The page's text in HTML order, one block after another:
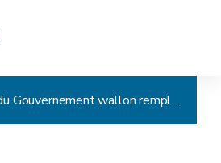
Arrêté du Gouvernement wallon remplaçant le chapitre Ier quinquies du titre Ier du livre IV du Code wallon de l'Aménagement du Territoire, de l'Urbanisme et du Patrimoine